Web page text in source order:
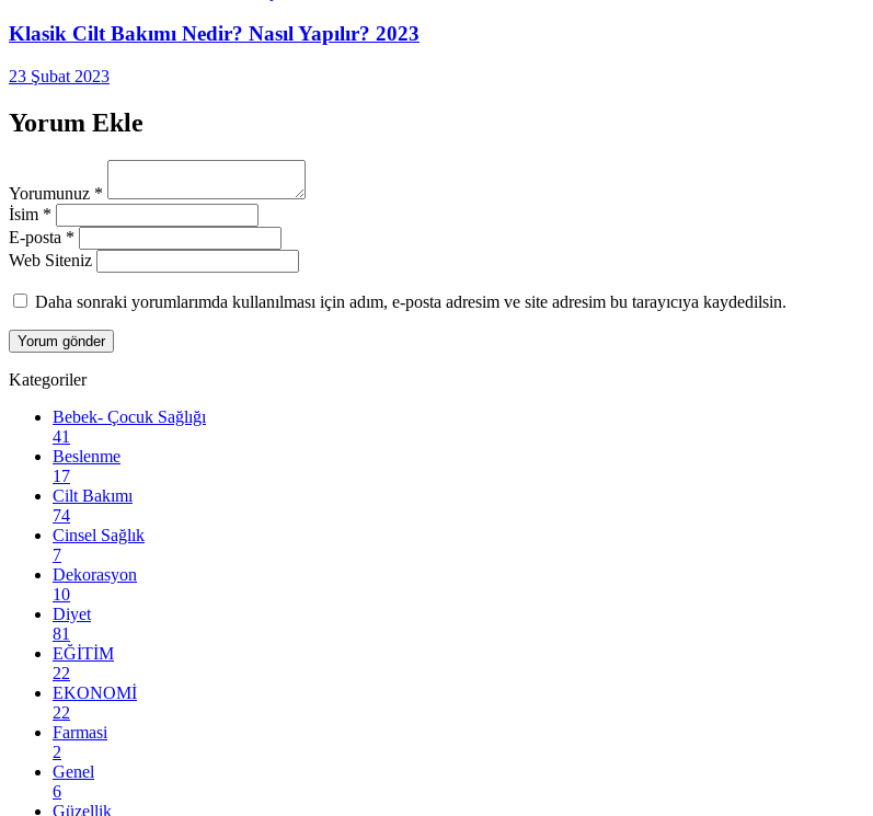
Klasik Cilt Bakımı Nedir? Nasıl Yapılır? 2023
23 Şubat 2023
Yorum Ekle
Yorumunuz *
İsim *
E-posta *
Web Siteniz
Daha sonraki yorumlarımda kullanılması için adım, e-posta adresim ve site adresim bu tarayıcıya kaydedilsin.
Kategoriler
Bebek- Çocuk Sağlığı
41
Beslenme
17
Cilt Bakımı
74
Cinsel Sağlık
7
Dekorasyon
10
Diyet
81
EĞİTİM
22
EKONOMİ
22
Farmasi
2
Genel
6
Güzellik